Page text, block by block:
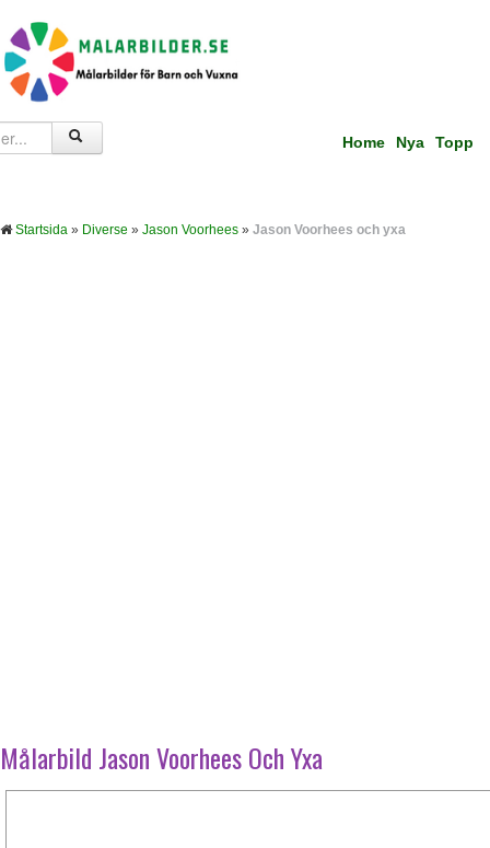
Home Nya Topp
Startsida » Diverse » Jason Voorhees » Jason Voorhees och yxa
Målarbild Jason Voorhees Och Yxa